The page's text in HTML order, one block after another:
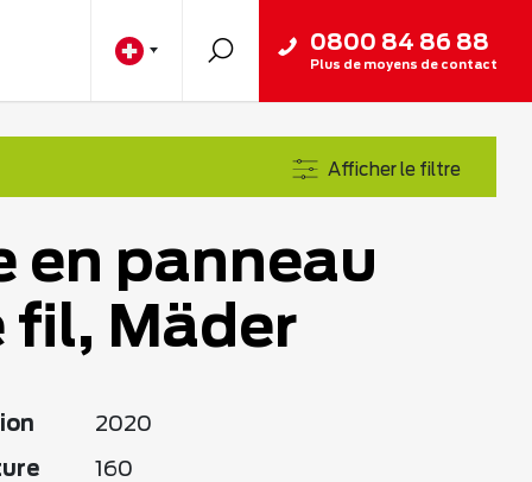
0800 84 86 88
Plus de moyens de contact
Afficher le filtre
en panneau
fil, Mäder
2020
160